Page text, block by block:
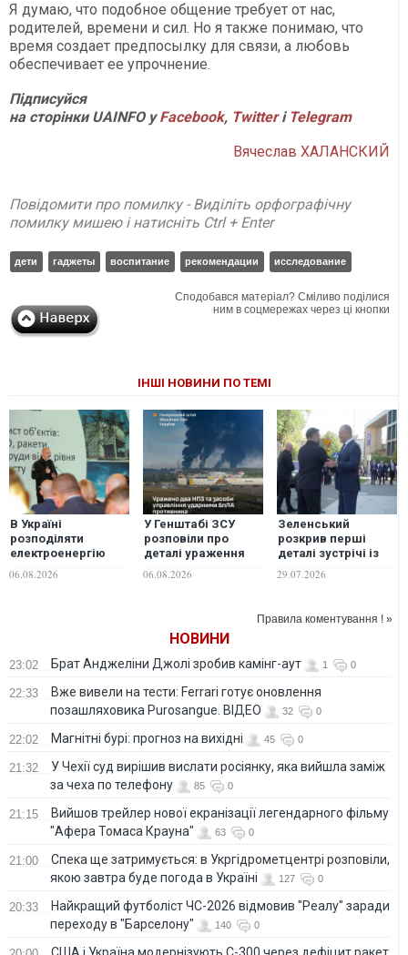
Я думаю, что подобное общение требует от нас,
родителей, времени и сил. Но я также понимаю, что
время создает предпосылку для связи, а любовь
обеспечивает ее упрочнение.
Підписуйся
на сторінки UAINFO уFacebook, Twitter і Telegram
Вячеслав ХАЛАНСКИЙ
Повідомити про помилку - Виділіть орфографічну
помилку мишею і натисніть Ctrl + Enter
дети гаджеты воспитание рекомендации исследование
Сподобався матеріал? Сміливо поділися
ним в соцмережах через ці кнопки
ІНШІ НОВИНИ ПО ТЕМІ
В Україні
розподіляти
електроенергію
Шмигаль розкрив
06.08.2026
У Генштабі ЗСУ
розповіли про
деталі ураження
НПЗ та інші удари
06.08.2026
Зеленський
розкрив перші
деталі зустрічі із
29.07.2026
Правила коментування ! »
НОВИНИ
23:02 Брат Анджеліни Джолі зробив камінг-аут 1 0
22:33
Вже вивели на тести: Ferrari готує оновлення
позашляховика Purosangue. ВІДЕО
32 0
22:02 Магнітні бурі: прогноз на вихідні 45 0
21:32
У Чехії суд вирішив вислати росіянку, яка вийшла заміж
за чеха по телефону
85 0
21:15
Вийшов трейлер нової екранізації легендарного фільму
"Афера Томаса Крауна"
63 0
21:00
Спека ще затримується: в Укргідрометцентрі розповіли,
якою завтра буде погода в Україні
127 0
20:33
Найкращий футболіст ЧС-2026 відмовив "Реалу" заради
переходу в "Барселону"
140 0